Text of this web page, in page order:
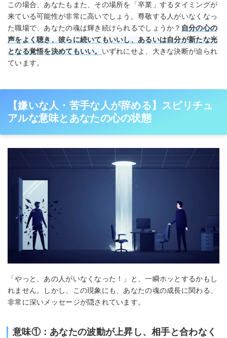
この場合、あなたもまた、その場所を「卒業」するタイミングが
来ている可能性が非常に高いでしょう。尊敬する人がいなくなっ
た職場で、あなたの魂は輝き続けられるでしょうか？ 自分の心の
声をよく聴き、彼らに続いてもいいし、あるいは自分が新たな光
となる覚悟を決めてもいい。 いずれにせよ、大きな決断が迫られ
ています。
【嫌いな人・苦手な人が辞める】スピリチュ
アルな意味とあなたの心の状態
「やっと、あの人がいなくなった！」と、一瞬ホッとするかもし
れません。しかし、この現象にも、あなたの魂の成長に関わる、
非常に深いメッセージが隠されています。
意味①：あなたの波動が上昇し、相手と合わなく